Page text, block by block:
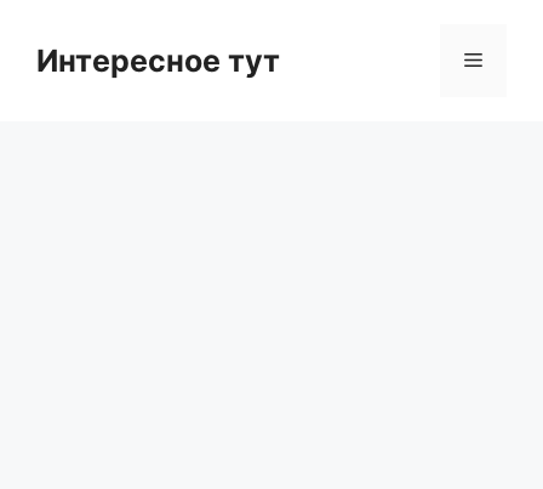
contentИнтересное тут Menu